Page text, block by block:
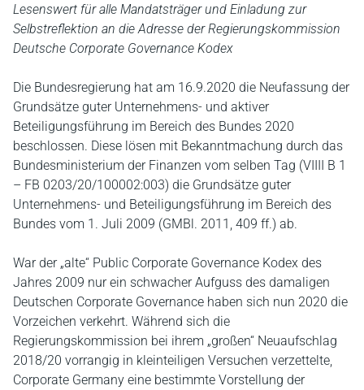
Lesenswert für alle Mandatsträger und Einladung zur
Selbstreflektion an die Adresse der Regierungskommission
Deutsche Corporate Governance Kodex
Die Bundesregierung hat am 16.9.2020 die Neufassung der
Grundsätze guter Unternehmens- und aktiver
Beteiligungsführung im Bereich des Bundes 2020
beschlossen. Diese lösen mit Bekanntmachung durch das
Bundesministerium der Finanzen vom selben Tag (VIIII B 1
– FB 0203/20/100002:003) die Grundsätze guter
Unternehmens- und Beteiligungsführung im Bereich des
Bundes vom 1. Juli 2009 (GMBl. 2011, 409 ff.) ab.
War der „alte“ Public Corporate Governance Kodex des
Jahres 2009 nur ein schwacher Aufguss des damaligen
Deutschen Corporate Governance haben sich nun 2020 die
Vorzeichen verkehrt. Während sich die
Regierungskommission bei ihrem „großen“ Neuaufschlag
2018/20 vorrangig in kleinteiligen Versuchen verzettelte,
Corporate Germany eine bestimmte Vorstellung der